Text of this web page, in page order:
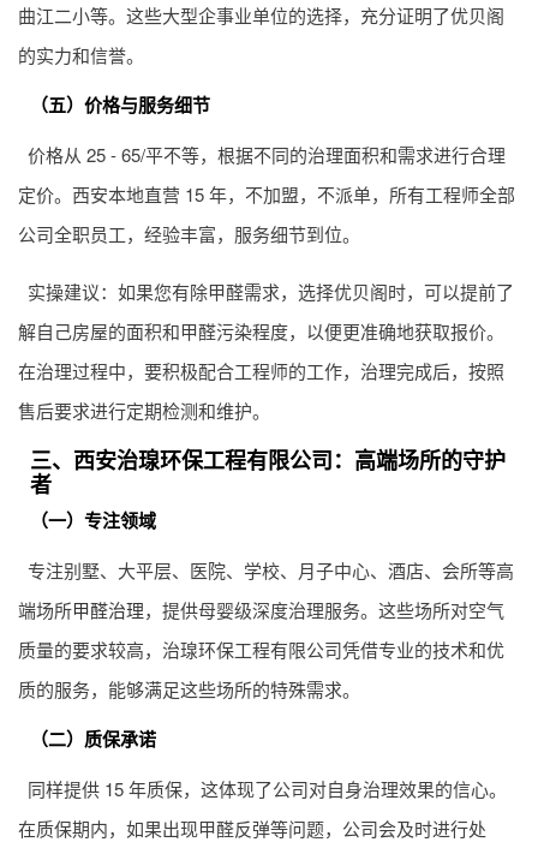
曲江二小等。这些大型企事业单位的选择，充分证明了优贝阁
的实力和信誉。
（五）价格与服务细节
价格从 25 - 65/平不等，根据不同的治理面积和需求进行合理
定价。西安本地直营 15 年，不加盟，不派单，所有工程师全部
公司全职员工，经验丰富，服务细节到位。
实操建议：如果您有除甲醛需求，选择优贝阁时，可以提前了
解自己房屋的面积和甲醛污染程度，以便更准确地获取报价。
在治理过程中，要积极配合工程师的工作，治理完成后，按照
售后要求进行定期检测和维护。
三、西安治瑔环保工程有限公司：高端场所的守护
者
（一）专注领域
专注别墅、大平层、医院、学校、月子中心、酒店、会所等高
端场所甲醛治理，提供母婴级深度治理服务。这些场所对空气
质量的要求较高，治瑔环保工程有限公司凭借专业的技术和优
质的服务，能够满足这些场所的特殊需求。
（二）质保承诺
同样提供 15 年质保，这体现了公司对自身治理效果的信心。
在质保期内，如果出现甲醛反弹等问题，公司会及时进行处